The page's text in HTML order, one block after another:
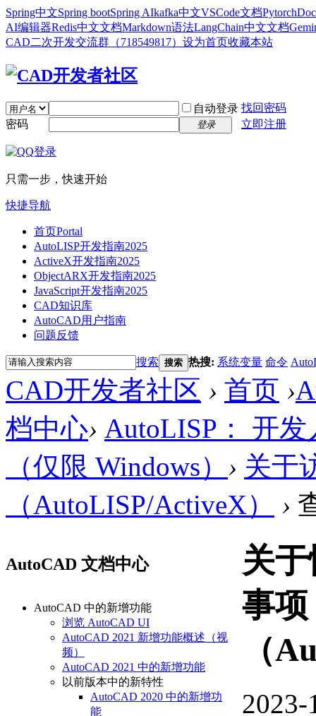
Spring中文Spring bootSpring AIkafka中文VSCode文档Pytorch
AI编辑器Redis中文文档Markdown语法LangChain中文文档
CAD二次开发交流群（718549817） 设为首页收藏本站
自动登录 找回密码
密码
登录 立即注册
只需一步，快速开始
快捷导航
首页Portal
AutoLISP开发指南2025
ActiveX开发指南2025
ObjectARX开发指南2025
JavaScript开发指南2025
CAD知识库
AutoCAD用户指南
问题反馈
搜索 搜索 热搜: 系统变量 命令
CAD开发者社区 › 首页 ›
档中心› AutoLISP： 开
（仅限 Windows） › 关于
（AutoLISP/ActiveX）
›
AutoCAD 文档中心
AutoCAD 中的新增功能
浏览 AutoCAD UI
AutoCAD 2021 新增功能概述（视
频）
AutoCAD 2021 中的新增功能
以前版本中的新特性
AutoCAD 2020 中的新增功
能
关
事项
（
2023-